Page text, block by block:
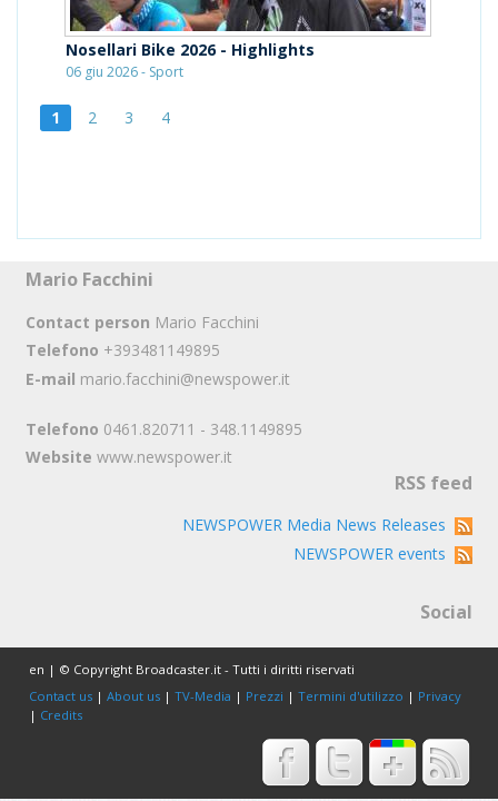
Nosellari Bike 2026 - Highlights
06 giu 2026 - Sport
1 2 3 4
Mario Facchini
Contact person Mario Facchini
Telefono +393481149895
E-mail mario.facchini@newspower.it
Telefono 0461.820711 - 348.1149895
Website www.newspower.it
RSS feed
NEWSPOWER Media News Releases
NEWSPOWER events
Social
en | © Copyright Broadcaster.it - Tutti i diritti riservati
Contact us |About us |TV-Media | Prezzi |Termini d'utilizzo | Privacy
| Credits